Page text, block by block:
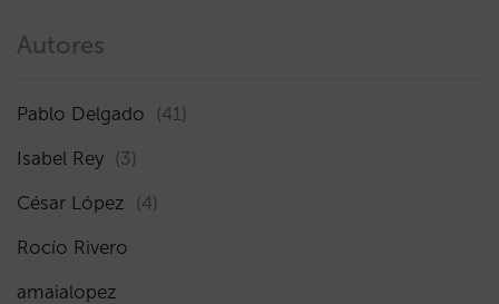
Autores
Pablo Delgado (41)
Isabel Rey (3)
César López (4)
Rocío Rivero
amaialopez